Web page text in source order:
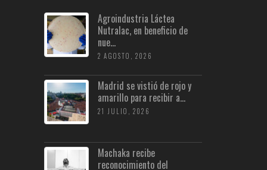
Agroindustria Láctea
Nutralac, en beneficio de
nue...
2 AGOSTO, 2026
Madrid se vistió de rojo y
amarillo para recibir a...
21 JULIO, 2026
Machaka recibe
reconocimiento del